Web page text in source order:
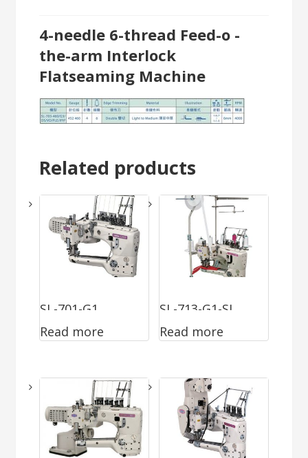
4-needle 6-thread Feed-o -
the-arm Interlock
Flatseaming Machine
Related products
SL-701-G1
Read more
SL-713-G1-SL
Read more